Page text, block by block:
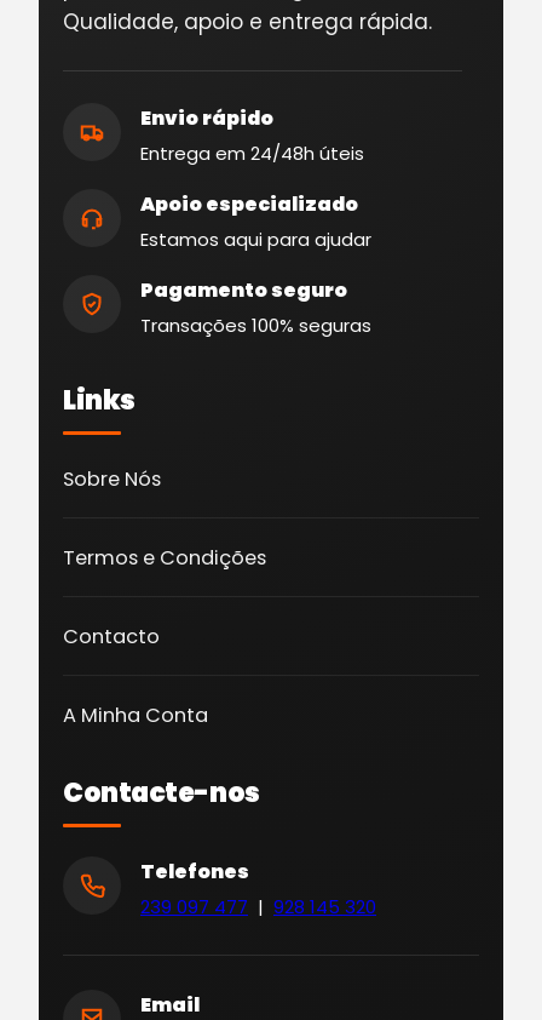
Qualidade, apoio e entrega rápida.
Envio rápido
Entrega em 24/48h úteis
Apoio especializado
Estamos aqui para ajudar
Pagamento seguro
Transações 100% seguras
Links
Sobre Nós
Termos e Condições
Contacto
A Minha Conta
Contacte-nos
Telefones
239 097 477 | 928 145 320
Email